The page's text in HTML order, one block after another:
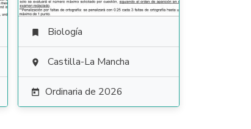
 Biología
 Castilla-La Mancha
 Ordinaria de 2026